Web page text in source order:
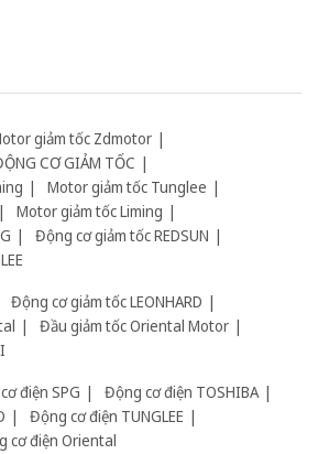
giảm tốc Zdmotor
CƠ GIẢM TỐC
Motor giảm tốc Tunglee
Motor giảm tốc Liming
Động cơ giảm tốc REDSUN
Động cơ giảm tốc LEONHARD
Đầu giảm tốc Oriental Motor
điện SPG
Động cơ điện TOSHIBA
Động cơ điện TUNGLEE
cơ điện Oriental